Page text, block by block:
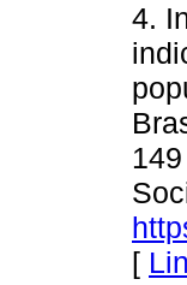
4.
[